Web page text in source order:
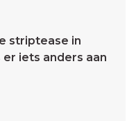
striptease in
er iets anders aan